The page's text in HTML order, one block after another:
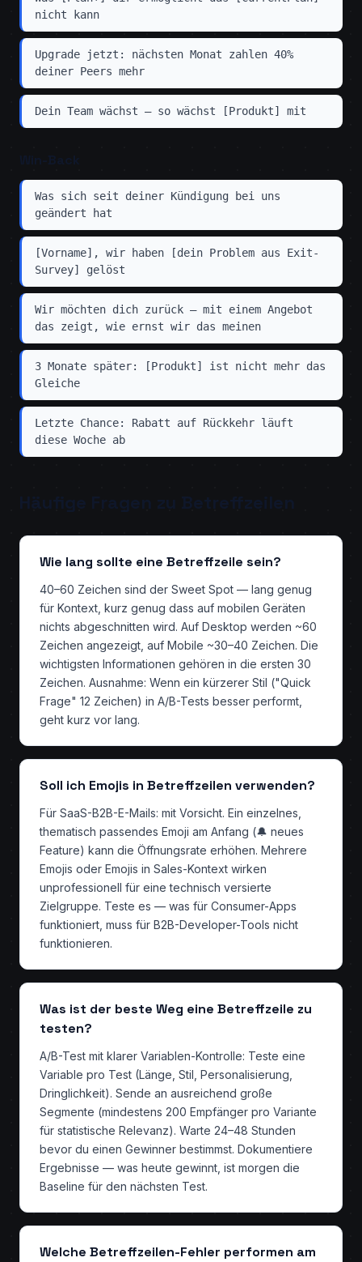
nicht kann
Upgrade jetzt: nächsten Monat zahlen 40%
deiner Peers mehr
Dein Team wächst — so wächst [Produkt] mit
Was sich seit deiner Kündigung bei uns
geändert hat
[Vorname], wir haben [dein Problem aus Exit-
Survey] gelöst
Wir möchten dich zurück — mit einem Angebot
das zeigt, wie ernst wir das meinen
3 Monate später: [Produkt] ist nicht mehr das
Gleiche
Letzte Chance: Rabatt auf Rückkehr läuft
diese Woche ab
Wie lang sollte eine Betreffzeile sein?
40–60 Zeichen sind der Sweet Spot — lang genug
für Kontext, kurz genug dass auf mobilen Geräten
nichts abgeschnitten wird. Auf Desktop werden ~60
Zeichen angezeigt, auf Mobile ~30–40 Zeichen. Die
wichtigsten Informationen gehören in die ersten 30
Zeichen. Ausnahme: Wenn ein kürzerer Stil ("Quick
Frage" 12 Zeichen) in A/B-Tests besser performt,
geht kurz vor lang.
Soll ich Emojis in Betreffzeilen verwenden?
Für SaaS-B2B-E-Mails: mit Vorsicht. Ein einzelnes,
thematisch passendes Emoji am Anfang (🔔 neues
Feature) kann die Öffnungsrate erhöhen. Mehrere
Emojis oder Emojis in Sales-Kontext wirken
unprofessionell für eine technisch versierte
Zielgruppe. Teste es — was für Consumer-Apps
funktioniert, muss für B2B-Developer-Tools nicht
funktionieren.
Was ist der beste Weg eine Betreffzeile zu
testen?
A/B-Test mit klarer Variablen-Kontrolle: Teste eine
Variable pro Test (Länge, Stil, Personalisierung,
Dringlichkeit). Sende an ausreichend große
Segmente (mindestens 200 Empfänger pro Variante
für statistische Relevanz). Warte 24–48 Stunden
bevor du einen Gewinner bestimmst. Dokumentiere
Ergebnisse — was heute gewinnt, ist morgen die
Baseline für den nächsten Test.
Welche Betreffzeilen-Fehler performen am